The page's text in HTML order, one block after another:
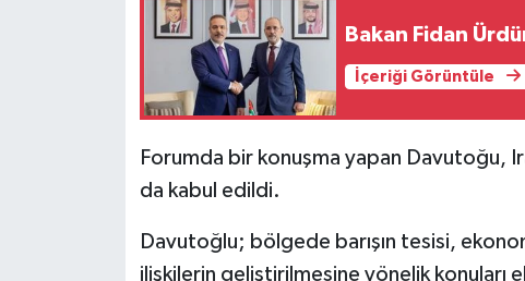
Bakan Fidan
İçeriği Görüntüle
Forumda bir konuşma yapan Davutoğu,
da kabul edildi.
Davutoğlu; bölgede barışın tesisi,
ilişkilerin geliştirilmesine yönelik konuları